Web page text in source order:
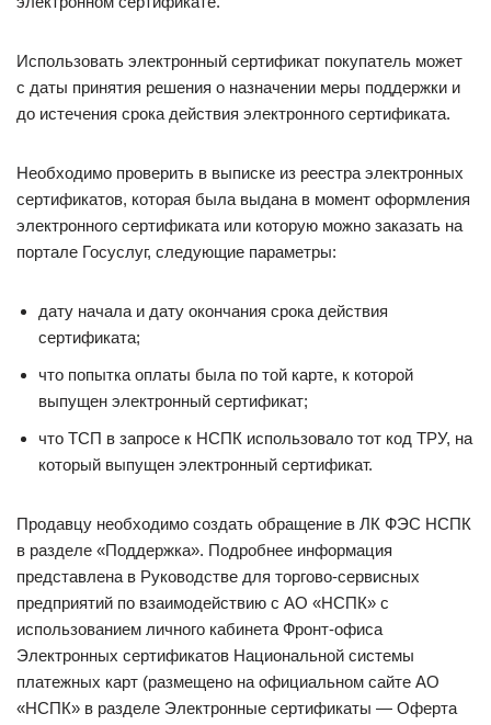
Использовать электронный сертификат покупатель может
с даты принятия решения о назначении меры поддержки и
до истечения срока действия электронного сертификата.
Необходимо проверить в выписке из реестра электронных
сертификатов, которая была выдана в момент оформления
электронного сертификата или которую можно заказать на
портале Госуслуг, следующие параметры:
дату начала и дату окончания срока действия
сертификата;
что попытка оплаты была по той карте, к которой
выпущен электронный сертификат;
что ТСП в запросе к НСПК использовало тот код ТРУ, на
который выпущен электронный сертификат.
Продавцу необходимо создать обращение в ЛК ФЭС НСПК
в разделе «Поддержка». Подробнее информация
представлена в Руководстве для торгово-сервисных
предприятий по взаимодействию с АО «НСПК» с
использованием личного кабинета Фронт-офиса
Электронных сертификатов Национальной системы
платежных карт (размещено на официальном сайте АО
«НСПК» в разделе Электронные сертификаты — Оферта